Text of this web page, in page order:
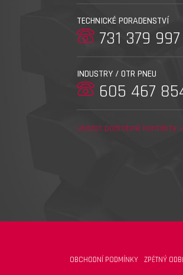
TECHNICKÉ PORADENSTVÍ
731 379 997
INDUSTRY / OTR PNEU
605 467
ukázat podrobné kontakty »
OBCHODNÍ PODMÍNKY ZPĚTNÝ